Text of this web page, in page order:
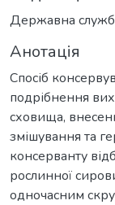
Державна служба
Анотація
Спосіб
подрібнення
сховища,
змішування та
консерванту
рослинної
одночасним